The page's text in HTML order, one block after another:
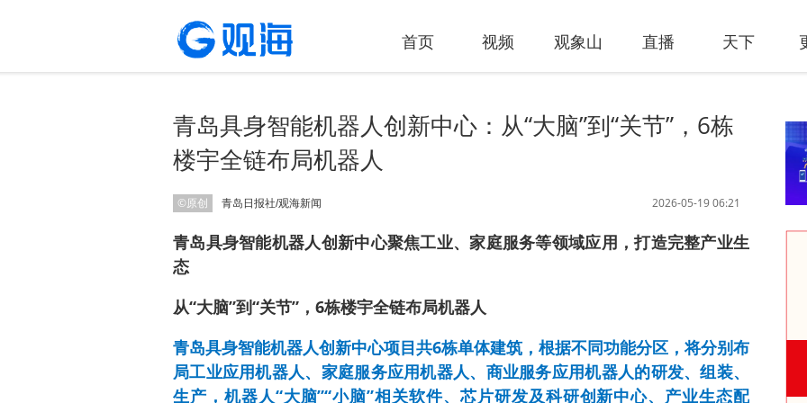
首页 视频 观象山 直播 天下
青岛具身智能机器人创新中心：从“大脑”到“关节”，6栋
楼宇全链布局机器人
©原创 2026-05-19 06:21
青岛日报社/观海新闻
青岛具身智能机器人创新中心聚焦工业、家庭服务等领域应用，打造完整产业生
态
从“大脑”到“关节”，6栋楼宇全链布局机器人
青岛具身智能机器人创新中心项目共6栋单体建筑，根据不同功能分区，将分别布
局工业应用机器人、家庭服务应用机器人、商业服务应用机器人的研发、组装、
生产，机器人“大脑”“小脑”相关软件、芯片研发及科研创新中心、产业生态配